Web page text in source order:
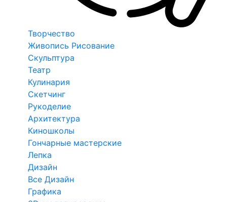
Творчество
Живопись Рисование
Скульптура
Театр
Кулинария
Скетчинг
Рукоделие
Архитектура
Киношколы
Гончарные мастерские
Лепка
Дизайн
Все Дизайн
Графика